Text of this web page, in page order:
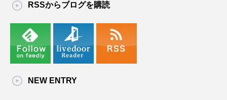
RSSからブログを購読
NEW ENTRY